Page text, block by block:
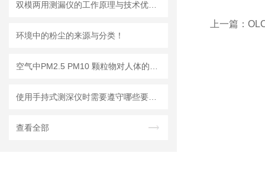
环境中的粉尘的来源与分类！
查看全部
上一篇：